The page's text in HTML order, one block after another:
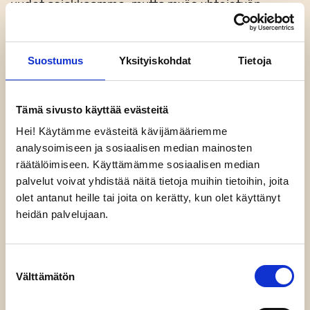
Suostumus Yksityiskohdat Tietoja
Tämä sivusto käyttää evästeitä
Hei! Käytämme evästeitä kävijämääriemme
analysoimiseen ja sosiaalisen median mainosten
räätälöimiseen. Käyttämämme sosiaalisen median
palvelut voivat yhdistää näitä tietoja muihin tietoihin, joita
olet antanut heille tai joita on kerätty, kun olet käyttänyt
heidän palvelujaan.
valinta
Välttämätön
uudet asiakkaamme, mutta myös yhteistyön
laajeneminen jo tutuissa asiakkuuksissamme
asiantuntijoidemme hyödyntämiseen. Toki
talouden alakulo vaikutti tavalla tai toisella monien
muokkasimme yhdessä tekemistämme uuteen
malliin.
2 000 000
maksamia veroja ja puolet tilittämiämme palkkojen